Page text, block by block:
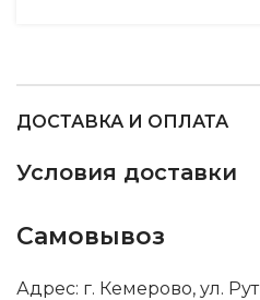
ДОСТАВКА И ОПЛАТА
Условия доставки
Самовывоз
Адрес: г. Кемерово, ул.